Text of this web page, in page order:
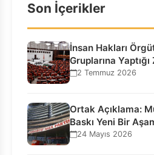
Son İçerikler
İnsan Hakları
Gruplarına
Bilgilendirme…
2 Temmuz 2026
Ortak Açıklama:
Baskı Yeni Bir
Seçilmiş…
24 Mayıs 2026